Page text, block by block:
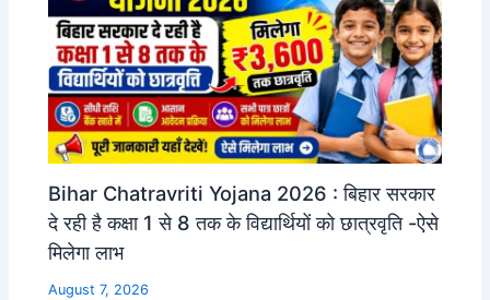
Bihar Chatravriti Yojana 2026 : बिहार सरकार
दे रही है कक्षा 1 से 8 तक के विद्यार्थियों को छात्रवृति -ऐसे
मिलेगा लाभ
August 7, 2026